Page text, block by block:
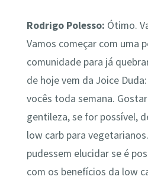
Rodrigo Polesso: Ótimo.
Vamos começar com uma
comunidade para já
de hoje vem da Joice
vocês toda semana.
gentileza, se for possível,
low carb para
pudessem elucidar se é
com os benefícios da low